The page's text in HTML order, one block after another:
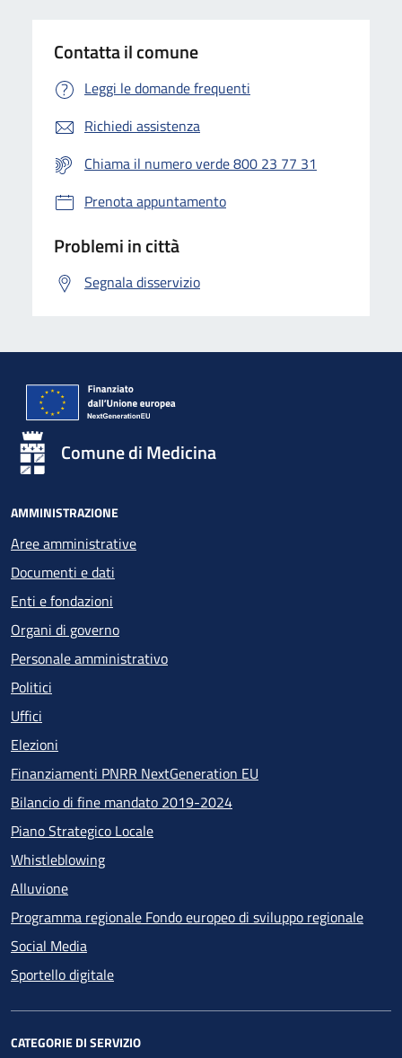
Contatta il comune
Leggi le domande frequenti
Richiedi assistenza
Chiama il numero verde 800 23 77 31
Prenota appuntamento
Problemi in città
Segnala disservizio
Comune di Medicina
AMMINISTRAZIONE
Aree amministrative
Documenti e dati
Enti e fondazioni
Organi di governo
Personale amministrativo
Politici
Uffici
Elezioni
Finanziamenti PNRR NextGeneration EU
Bilancio di fine mandato 2019-2024
Piano Strategico Locale
Whistleblowing
Alluvione
Programma regionale Fondo europeo di sviluppo regionale
Social Media
Sportello digitale
CATEGORIE DI SERVIZIO